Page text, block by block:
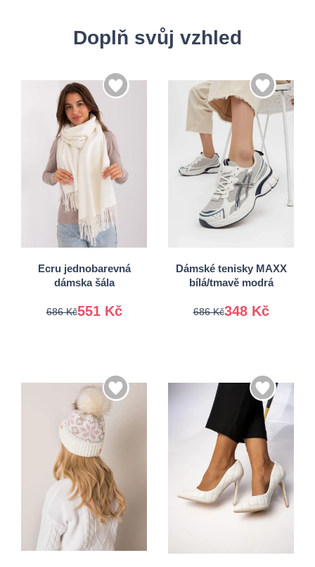
Doplň svůj vzhled
Ecru jednobarevná
dámska šála
551 Kč
686 Kč
Univerzální
Dámské tenisky MAXX
bílá/tmavě modrá
348 Kč
686 Kč
37 38
Univerzální
36 37
40 41